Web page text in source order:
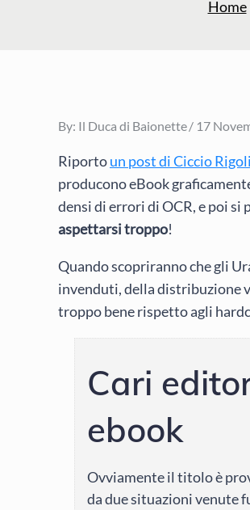
Home
By: Il Duca di Baionette Posted
17
Riportoun post di Ciccio Rigoli
producono eBook
densi di errori di OCR, e poi si
aspettarsi troppo!
Quando scopriranno che gli
invenduti, della distribuzione
troppo bene rispetto agli
Cari
ebook
Ovviamente il titolo è
da due situazioni venute